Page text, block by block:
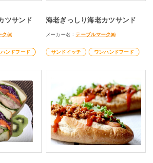
ツサンド
ク㈱
ンドフード
海老ぎっしり海老カツサンド
メーカー名：テーブルマーク㈱
サンドイッチ ワンハンドフード